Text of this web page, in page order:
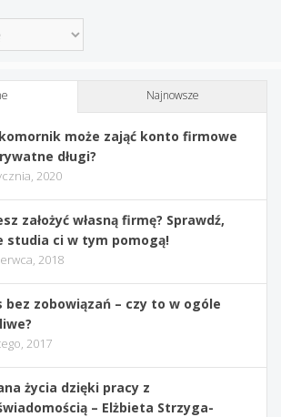
Najnowsze
może zająć konto firmowe
długi?
2020
założyć własną firmę? Sprawdź,
studia ci w tym pomogą!
2018
bez zobowiązań – czy to w ogóle
2017
życia dzięki pracy z
– Elżbieta Strzyga-